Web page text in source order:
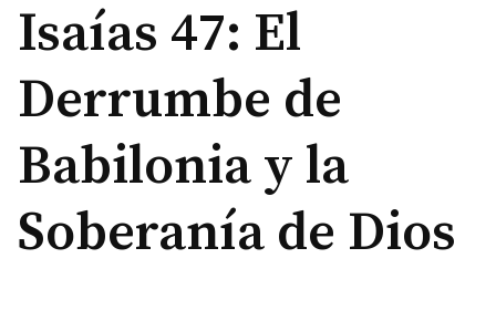
Isaías 47: El
Derrumbe de
Babilonia y la
Soberanía de Dios